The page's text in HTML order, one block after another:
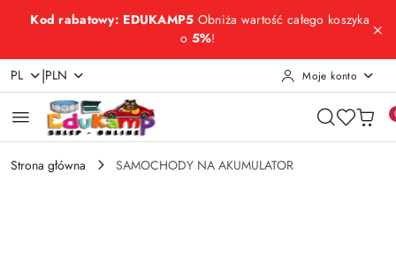
Przejdź do treści głównej
Przejdź do wyszukiwarki
Przejdź do moje konto
Przejdź do menu głównego
Przejdź do opisu produktu
Przejdź do stopki
Kod rabatowy: EDUKAMP5 Obniża wartość całego koszyka
o 5%!
PL |PLN Moje konto
Strona główna SAMOCHODY NA AKUMULATOR